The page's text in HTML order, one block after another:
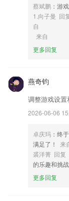
4,全面性智能办公
5,各种各样有趣的
星星娱乐游戏
1.及时查漏补缺，
2.同步课、培优课
3.·高频题库：高频
4.趣味学习日语，
日语，寓教于乐，
5.软件还有很多有
蔡斌鹏 ：游
1.向子曼 回
自
来自
更多回复
燕奇钧
调整游戏设置
2026-06-06
卓庆玛 ：终
满足了！
来
裘洋菁 回复
的乐趣和挑
更多回复